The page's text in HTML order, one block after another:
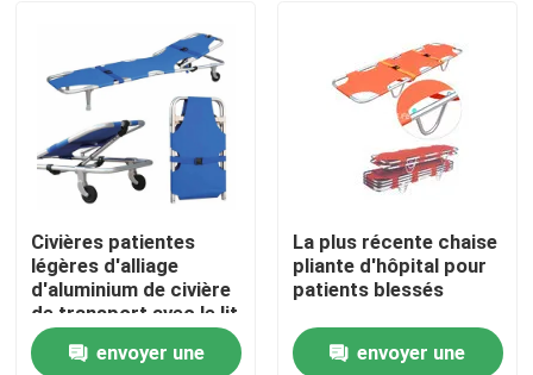
Vidéos
À propos de nous
Visite de l'usine
Contrôle de la qualité
Civières patientes
légères d'alliage
d'aluminium de civière
de transport avec le lit
de civière de secours
médical de dossier
envoyer une
La plus récente chaise
pliante d'hôpital pour
patients blessés
envoyer une